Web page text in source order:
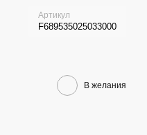
Артикул
F689535025033000
В желания